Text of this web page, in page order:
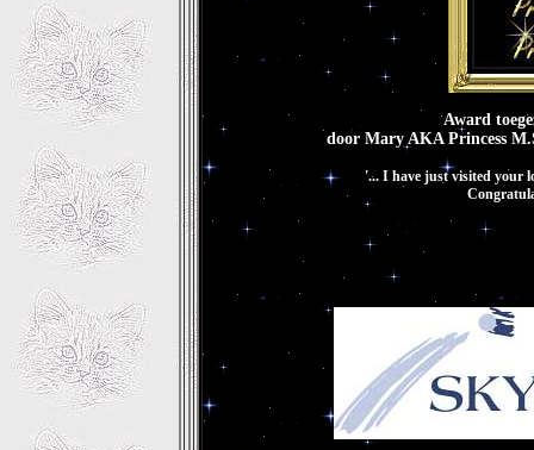
Award
door Mary AKA Princess
'... I have just visited your